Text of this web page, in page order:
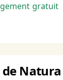
gratuit